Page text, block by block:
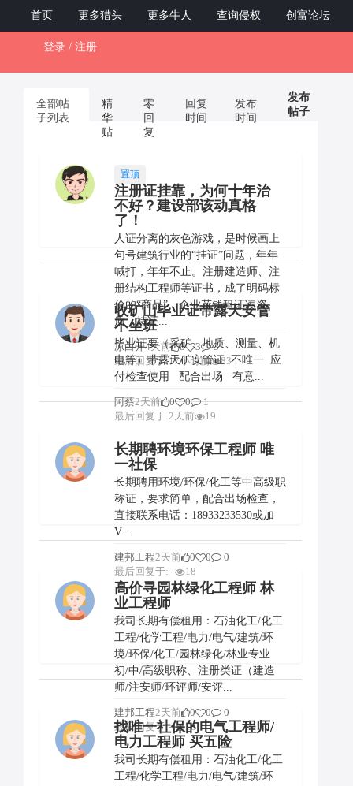
ZCB12345.com
首页 更多猎头 更多牛人 查询侵权 创富论坛
登录 / 注册
全部帖
子列表
精
华
贴
零
回
复
回复
时间
发布
时间
发布
帖子
置顶
注册证挂靠，为何十年治
不好？建设部该动真格
了！
人证分离的灰色游戏，是时候画上
句号建筑行业的“挂证”问题，年年
喊打，年年不止。注册建造师、注
册结构工程师等证书，成了明码标
价的“商品”，企业花钱租证凑资
质，持证...
凉白开4天前 8 3
3
最后回复于:17小时前
83
收矿山毕业证带露天安管
不坐班
毕业证要（采矿、地质、测量、机
电等）带露天矿安管证 不唯一 应
付检查使用 配合出场 有意...
阿蔡2天前 0 0
1
最后回复于:2天前
19
长期聘环境环保工程师 唯
一社保
长期聘用环境/环保/化工等中高级职
称证，要求简单，配合出场检查，
直接联系电话：18933233530或加
V...
建邦工程2天前 0 0
0
最后回复于:--
18
高价寻园林绿化工程师 林
业工程师
我司长期有偿租用：石油化工/化工
工程/化学工程/电力/电气/建筑/环
境/环保/化工/园林绿化/林业专业
初/中/高级职称、注册类证（建造
师/注安师/环评师/安评...
建邦工程2天前 0 0
0
最后回复于:--
18
找唯一社保的电气工程师/
电力工程师 买五险
我司长期有偿租用：石油化工/化工
工程/化学工程/电力/电气/建筑/环